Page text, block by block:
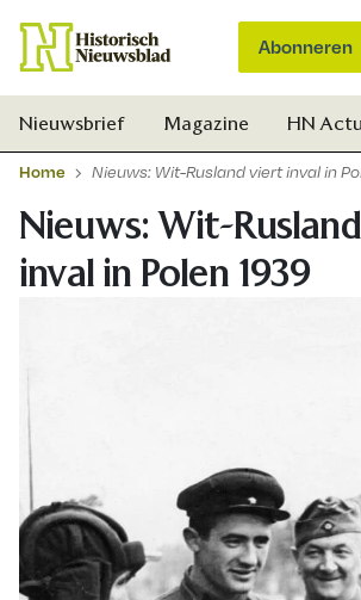
Abonneren
Nieuwsbrief Magazine HN
Home Nieuws: Wit-Rusland viert inval in
Nieuws: Wit-
inval in Polen 1939